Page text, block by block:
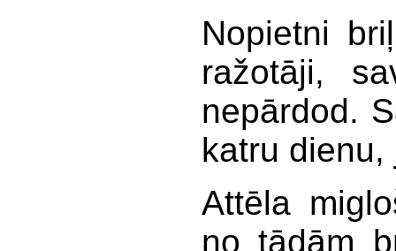
Nopietni
ražotāji,
nepārdod.
katru
Attēla
no tādām